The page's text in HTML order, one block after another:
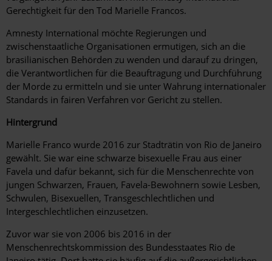
Gerechtigkeit für den Tod Marielle Francos.
Amnesty International möchte Regierungen und
zwischenstaatliche Organisationen ermutigen, sich an die
brasilianischen Behörden zu wenden und darauf zu dringen,
die Verantwortlichen für die Beauftragung und Durchführung
der Morde zu ermitteln und sie unter Wahrung internationaler
Standards in fairen Verfahren vor Gericht zu stellen.
Hintergrund
Marielle Franco wurde 2016 zur Stadträtin von Rio de Janeiro
gewählt. Sie war eine schwarze bisexuelle Frau aus einer
Favela und dafür bekannt, sich für die Menschenrechte von
jungen Schwarzen, Frauen, Favela-Bewohnern sowie Lesben,
Schwulen, Bisexuellen, Transgeschlechtlichen und
Intergeschlechtlichen einzusetzen.
Zuvor war sie von 2006 bis 2016 in der
Menschenrechtskommission des Bundesstaates Rio de